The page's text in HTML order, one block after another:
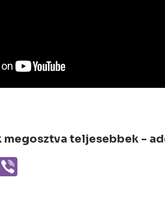
megosztva teljesebbek -
Viber